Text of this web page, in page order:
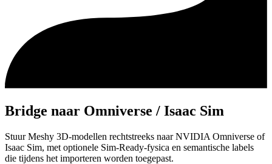
Bridge naar Omniverse / Isaac Sim
Stuur Meshy 3D-modellen rechtstreeks naar NVIDIA Omniverse of
Isaac Sim, met optionele Sim-Ready-fysica en semantische labels
die tijdens het importeren worden toegepast.